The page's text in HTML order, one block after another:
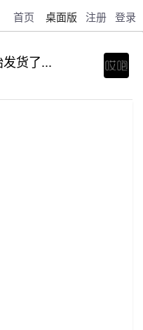
首页 桌面版 注册 登录
货了...